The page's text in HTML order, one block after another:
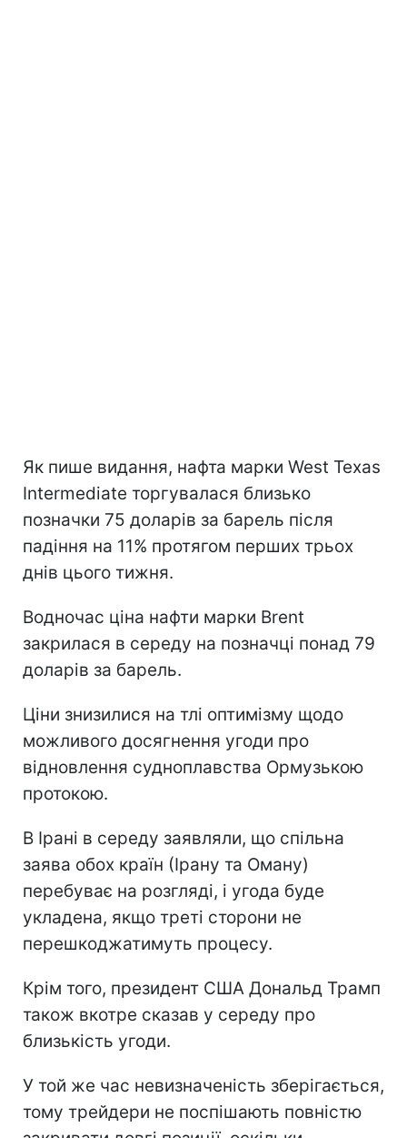
Як пише видання, нафта марки West Texas
Intermediate торгувалася близько
позначки 75 доларів за барель після
падіння на 11% протягом перших трьох
днів цього тижня.
Водночас ціна нафти марки Brent
закрилася в середу на позначці понад 79
доларів за барель.
Ціни знизилися на тлі оптимізму щодо
можливого досягнення угоди про
відновлення судноплавства Ормузькою
протокою.
В Ірані в середу заявляли, що спільна
заява обох країн (Ірану та Оману)
перебуває на розгляді, і угода буде
укладена, якщо треті сторони не
перешкоджатимуть процесу.
Крім того, президент США Дональд Трамп
також вкотре сказав у середу про
близькість угоди.
У той же час невизначеність зберігається,
тому трейдери не поспішають повністю